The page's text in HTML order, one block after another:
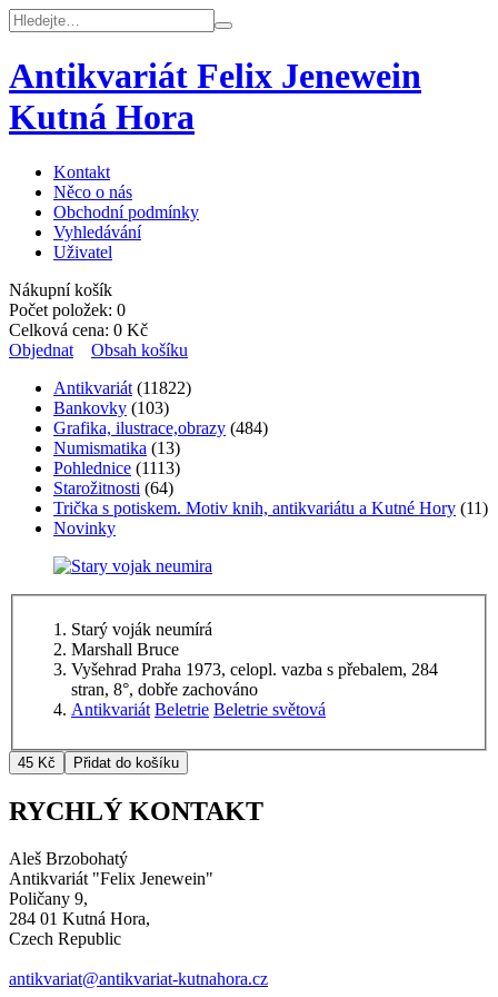
Antikvariát Felix Jenewein
Kutná Hora
Kontakt
Něco o nás
Obchodní podmínky
Vyhledávání
Uživatel
Nákupní košík
Počet položek: 0
Celková cena: 0 Kč
Objednat
Obsah košíku
Antikvariát (11822)
Bankovky (103)
Grafika, ilustrace,obrazy (484)
Numismatika (13)
Pohlednice (1113)
Starožitnosti (64)
Trička s potiskem. Motiv knih, antikvariátu a Kutné Hory (11)
Novinky
Starý voják neumírá
Marshall Bruce
Vyšehrad Praha 1973, celopl. vazba s přebalem, 284
stran, 8°, dobře zachováno
Antikvariát Beletrie Beletrie světová
RYCHLÝ KONTAKT
Aleš Brzobohatý
Antikvariát "Felix Jenewein"
Poličany 9,
284 01 Kutná Hora,
Czech Republic
antikvariat@antikvariat-kutnahora.cz